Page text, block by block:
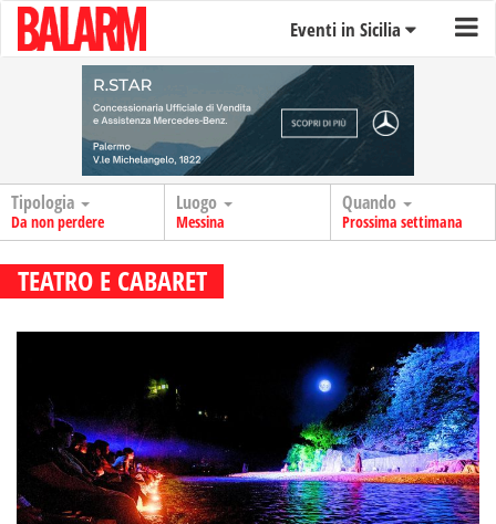
Eventi in Sicilia
Tipologia
Da non perdere
Luogo
Messina
Quando
Prossima settimana
TEATRO E CABARET